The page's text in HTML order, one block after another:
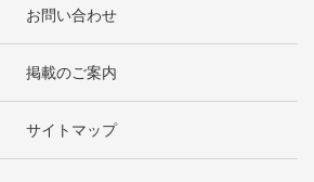
お問い合わせ
掲載のご案内
サイトマップ